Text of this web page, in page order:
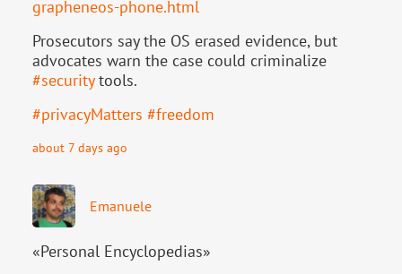
grapheneos-phone.html
Prosecutors say the OS erased evidence, but
advocates warn the case could criminalize
#securitytools.
#privacyMatters #freedom
about 7 days ago
Emanuele
«Personal Encyclopedias»